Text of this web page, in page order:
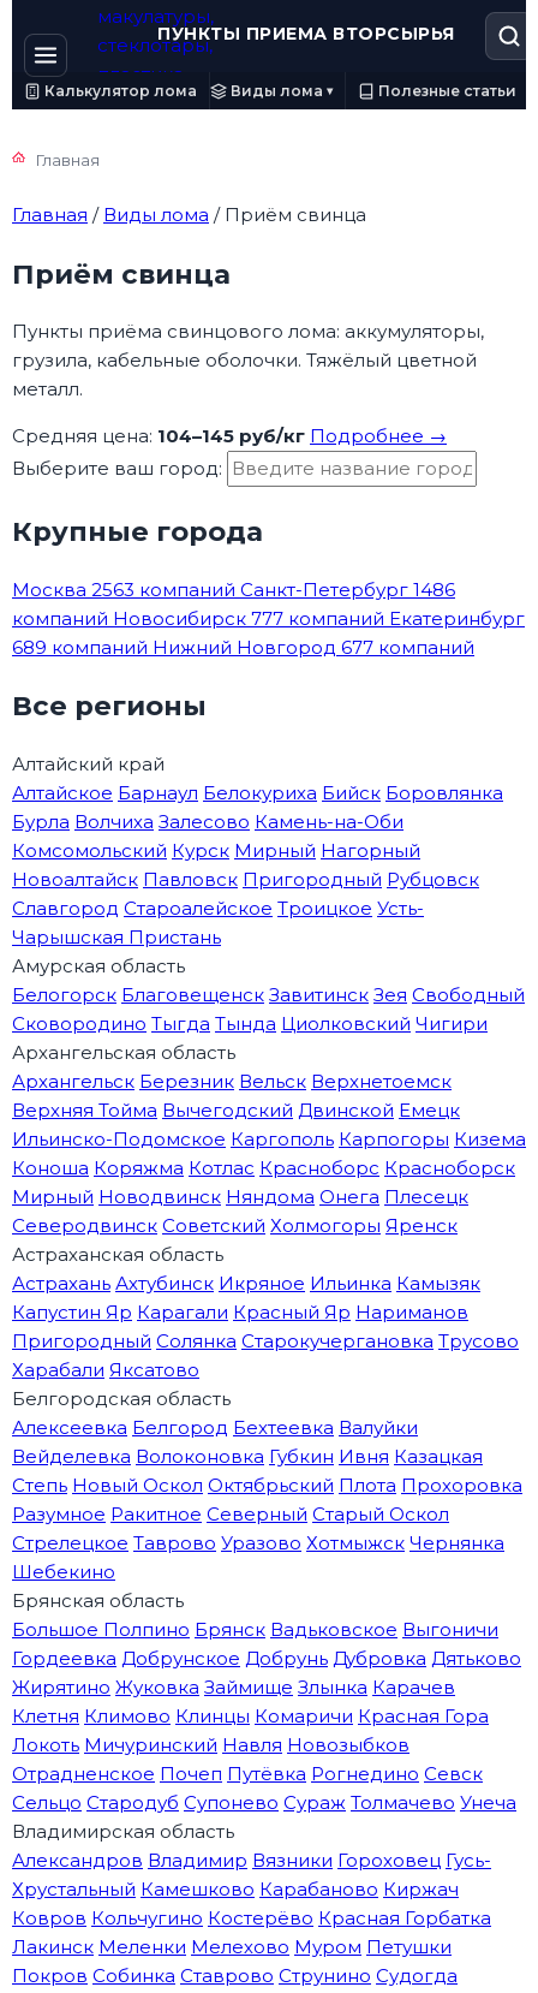
ПУНКТЫ ПРИЕМА ВТОРСЫРЬЯ
Калькулятор лома Виды лома ▾ Полезные статьи
Главная
Главная / Виды лома / Приём свинца
Приём свинца
Пункты приёма свинцового лома: аккумуляторы,
грузила, кабельные оболочки. Тяжёлый цветной
металл.
Средняя цена: 104–145 руб/кг Подробнее →
Выберите ваш город:
Крупные города
Москва 2563 компаний Санкт-Петербург 1486
компаний Новосибирск 777 компаний Екатеринбург
689 компаний Нижний Новгород 677 компаний
Все регионы
Алтайский край
Алтайское Барнаул Белокуриха Бийск Боровлянка
Бурла Волчиха Залесово Камень-на-Оби
Комсомольский Курск Мирный Нагорный
Новоалтайск Павловск Пригородный Рубцовск
Славгород Староалейское Троицкое Усть-
Чарышская Пристань
Амурская область
Белогорск Благовещенск Завитинск Зея Свободный
Сковородино Тыгда Тында Циолковский Чигири
Архангельская область
Архангельск Березник Вельск Верхнетоемск
Верхняя Тойма Вычегодский Двинской Емецк
Ильинско-Подомское Каргополь Карпогоры Кизема
Коноша Коряжма Котлас Красноборс Красноборск
Мирный Новодвинск Няндома Онега Плесецк
Северодвинск Советский Холмогоры Яренск
Астраханская область
Астрахань Ахтубинск Икряное Ильинка Камызяк
Капустин Яр Карагали Красный Яр Нариманов
Пригородный Солянка Старокучергановка Трусово
Харабали Яксатово
Белгородская область
Алексеевка Белгород Бехтеевка Валуйки
Вейделевка Волоконовка Губкин Ивня Казацкая
Степь Новый Оскол Октябрьский Плота Прохоровка
Разумное Ракитное Северный Старый Оскол
Стрелецкое Таврово Уразово Хотмыжск Чернянка
Шебекино
Брянская область
Большое Полпино Брянск Вадьковское Выгоничи
Гордеевка Добрунское Добрунь Дубровка Дятьково
Жирятино Жуковка Займище Злынка Карачев
Клетня Климово Клинцы Комаричи Красная Гора
Локоть Мичуринский Навля Новозыбков
Отрадненское Почеп Путёвка Рогнедино Севск
Сельцо Стародуб Супонево Сураж Толмачево Унеча
Владимирская область
Александров Владимир Вязники Гороховец Гусь-
Хрустальный Камешково Карабаново Киржач
Ковров Кольчугино Костерёво Красная Горбатка
Лакинск Меленки Мелехово Муром Петушки
Покров Собинка Ставрово Струнино Судогда